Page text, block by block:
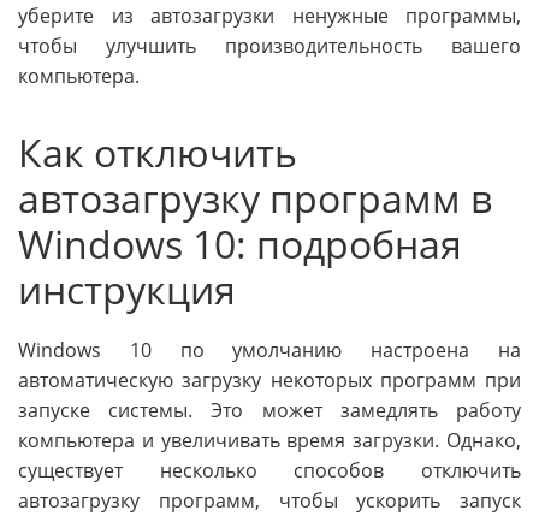
уберите из автозагрузки ненужные программы,
чтобы улучшить производительность вашего
компьютера.
Как отключить
автозагрузку программ в
Windows 10: подробная
инструкция
Windows 10 по умолчанию настроена на
автоматическую загрузку некоторых программ при
запуске системы. Это может замедлять работу
компьютера и увеличивать время загрузки. Однако,
существует несколько способов отключить
автозагрузку программ, чтобы ускорить запуск